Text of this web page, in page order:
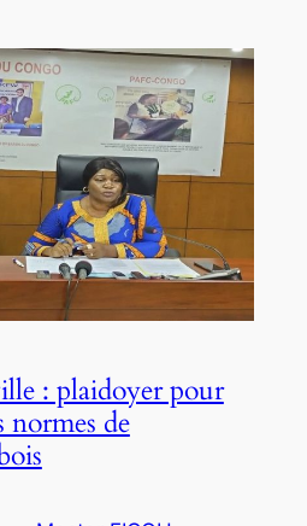
: plaidoyer pour
normes de